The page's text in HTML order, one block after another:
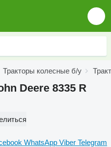
Тракторы колесные б/у
Deere 8335 R
WhatsApp Viber Telegram